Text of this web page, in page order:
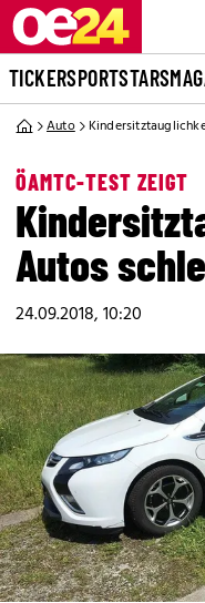
TICKERSPORTSTARS
Auto
ÖAMTC-TEST ZEIGT
Autos
24.09.2018, 10:20